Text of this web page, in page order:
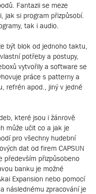
Fantazii se meze
jak si program přizpůsobí.
tak i audio.
být blok od jednoho taktu,
potřeby a postupy,
vytvořily a software se
práce s patterny a
refrén apod., jiný v jedné
které jsou i žánrově
může učit co a jak je
pro všechny hudební
dat od firem CAPSUN
především přizpůsobeno
banku je možné
Expansion nebo pomocí
následnému zpracování je